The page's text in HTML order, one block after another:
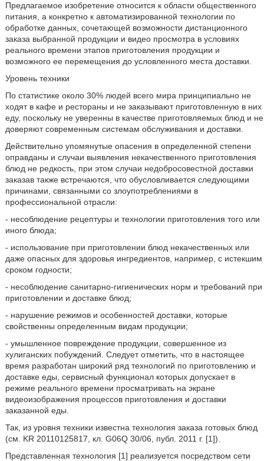
Предлагаемое изобретение относится к области общественного
питания, а конкретно к автоматизированной технологии по
обработке данных, сочетающей возможности дистанционного
заказа выбранной продукции и видео просмотра в условиях
реального времени этапов приготовления продукции и
возможного ее перемещения до условленного места доставки.
Уровень техники
По статистике около 30% людей всего мира принципиально не
ходят в кафе и рестораны и не заказывают приготовленную в них
еду, поскольку не уверенны в качестве приготовляемых блюд и не
доверяют современным системам обслуживания и доставки.
Действительно упомянутые опасения в определенной степени
оправданы и случаи выявления некачественного приготовления
блюд не редкость, при этом случаи недобросовестной доставки
заказав также встречаются, что обусловливается следующими
причинами, связанными со злоупотреблениями в
профессиональной отрасли:
- несоблюдение рецептуры и технологии приготовления того или
иного блюда;
- использование при приготовлении блюд некачественных или
даже опасных для здоровья ингредиентов, например, с истекшим
сроком годности;
- несоблюдение санитарно-гигиенических норм и требований при
приготовлении и доставке блюд;
- нарушение режимов и особенностей доставки, которые
свойственны определенным видам продукции;
- умышленное повреждение продукции, совершенное из
хулиганских побуждений. Следует отметить, что в настоящее
время разработан широкий ряд технологий по приготовлению и
доставке еды, сервисный функционал которых допускает в
режиме реального времени просматривать на экране
видеоизображения процессов приготовления и доставки
заказанной еды.
Так, из уровня техники известна технология заказа готовых блюд
(см. KR 20110125817, кл. G06Q 30/06, публ. 2011 г. [1]).
Представленная технология [1] реализуется посредством сети